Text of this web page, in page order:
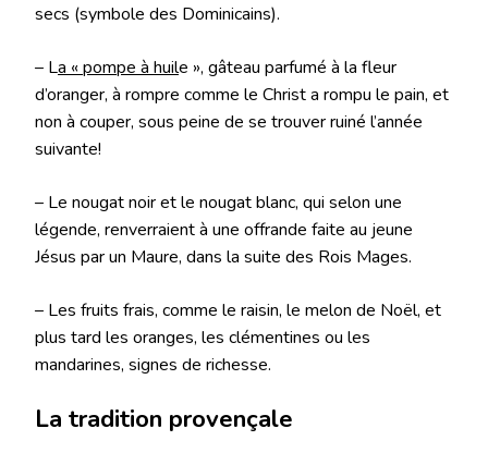
secs (symbole des Dominicains).
– La « pompe à huile », gâteau parfumé à la fleur
d’oranger, à rompre comme le Christ a rompu le pain, et
non à couper, sous peine de se trouver ruiné l’année
suivante!
– Le nougat noir et le nougat blanc, qui selon une
légende, renverraient à une offrande faite au jeune
Jésus par un Maure, dans la suite des Rois Mages.
– Les fruits frais, comme le raisin, le melon de Noël, et
plus tard les oranges, les clémentines ou les
mandarines, signes de richesse.
La tradition provençale